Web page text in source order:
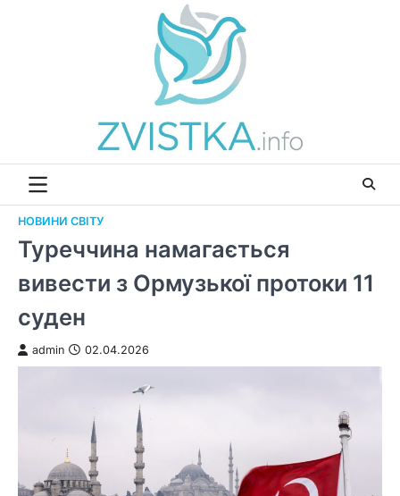
НОВИНИ СВІТУ
Туреччина намагається
вивести з Ормузької протоки 11
суден
admin 02.04.2026